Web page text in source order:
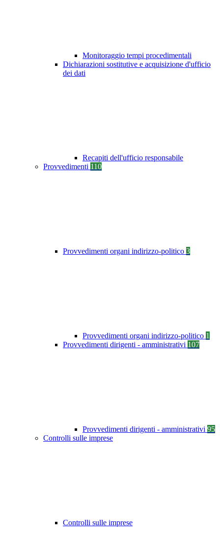
Monitoraggio tempi procedimentali
Dichiarazioni sostitutive e acquisizione d'ufficio
dei dati
Recapiti dell'ufficio responsabile
Provvedimenti 110
Provvedimenti organi indirizzo-politico 3
Provvedimenti organi indirizzo-politico 1
Provvedimenti dirigenti - amministrativi 107
Provvedimenti dirigenti - amministrativi 95
Controlli sulle imprese
Controlli sulle imprese